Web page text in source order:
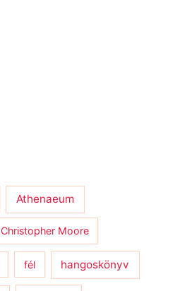
Athenaeum
Christopher Moore
fél hangoskönyv